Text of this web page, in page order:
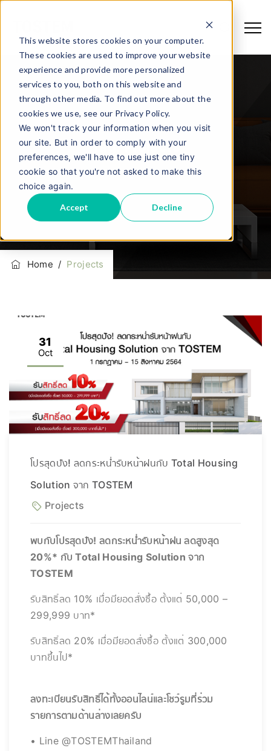
This website stores cookies on your computer.
These cookies are used to improve your website
experience and provide more personalized
services to you, both on this website and
through other media. To find out more about the
cookies we use, see our Privacy Policy.
We won't track your information when you visit
our site. But in order to comply with your
preferences, we'll have to use just one tiny
cookie so that you're not asked to make this
choice again.
Accept Decline
Tag:Projects
Home / Projects
31
Oct
โปรสุดปัง! ลดกระหน่ำรับหน้าฝนกับ Total Housing
Solution จาก TOSTEM
Projects
พบกับโปรสุดปัง! ลดกระหน่ำรับหน้าฝน ลดสูงสุด
20%* กับ Total Housing Solution จาก
TOSTEM
รับสิทธิ์ลด 10% เมื่อมียอดสั่งซื้อ ตั้งแต่ 50,000 –
299,999 บาท*
รับสิทธิ์ลด 20% เมื่อมียอดสั่งซื้อ ตั้งแต่ 300,000
บาทขึ้นไป*
ลงทะเบียนรับสิทธิ์ได้ทั้งออนไลน์และโชว์รูมที่ร่วม
รายการตามด้านล่างเลยครับ
• Line @TOSTEMThailand